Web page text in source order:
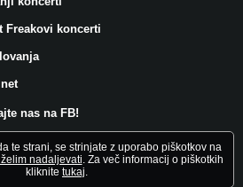
Freakovi koncerti
nas na FB!
te strani, se strinjate z uporabo piškotkov na
nadaljevati. Za več informacij o piškotkih
kliknite tukaj.